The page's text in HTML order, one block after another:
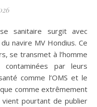
navire MV Hondius. Ce
se transmet à l’homme
contaminées par leurs
comme l’OMS et le
comme extrêmement
vient pourtant de publier